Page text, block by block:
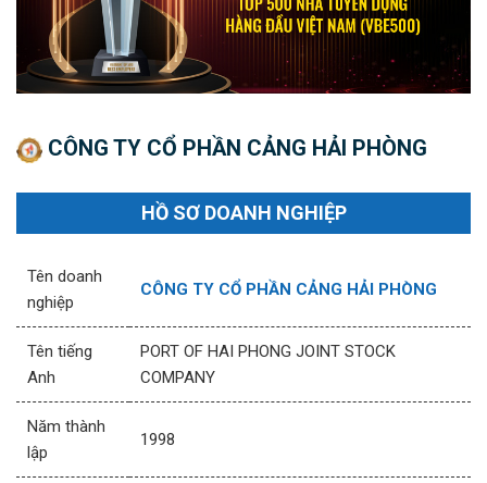
CÔNG TY CỔ PHẦN CẢNG HẢI PHÒNG
HỒ SƠ DOANH NGHIỆP
Tên doanh
nghiệp
CÔNG TY CỔ PHẦN CẢNG HẢI PHÒNG
Tên tiếng
Anh
PORT OF HAI PHONG JOINT STOCK
COMPANY
Năm thành
lập
1998